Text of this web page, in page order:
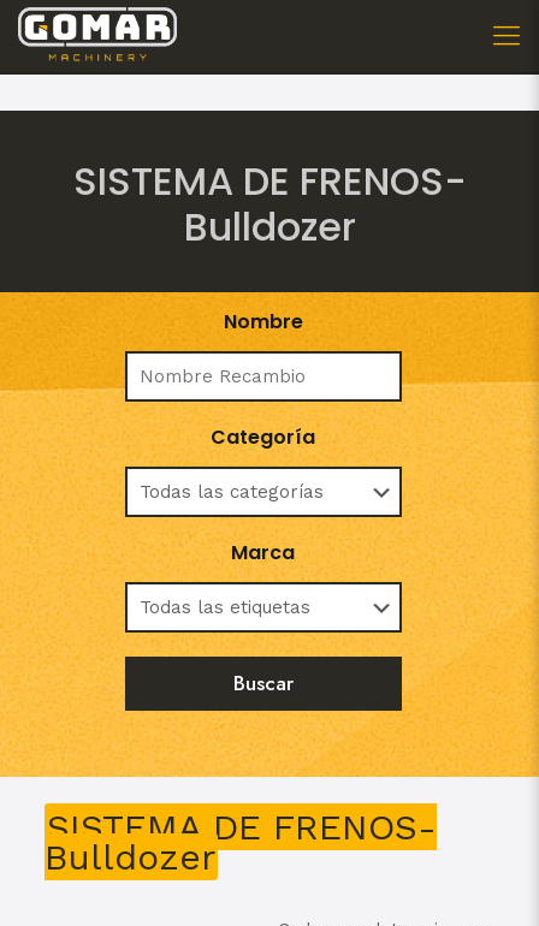
SISTEMA DE FRENOS-
Bulldozer
Nombre
Categoría
Marca
SISTEMA DE FRENOS-
Bulldozer